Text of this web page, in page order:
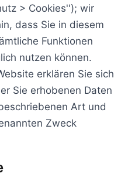
> Cookies''); wir
dass Sie in diesem
Funktionen
nutzen können.
erklären Sie sich
Sie erhobenen Daten
Art und
Zweck